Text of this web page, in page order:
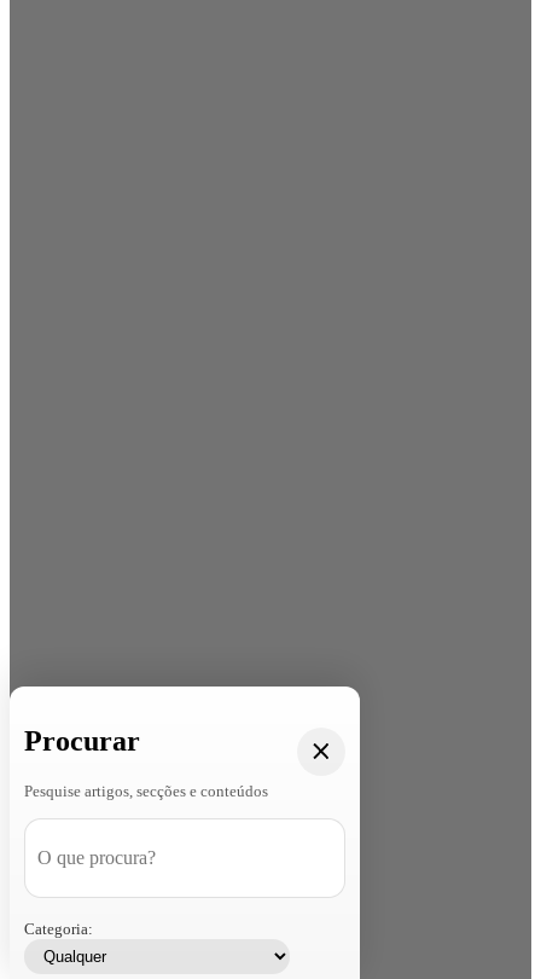
Procurar
Pesquise artigos, secções e conteúdos
Categoria: